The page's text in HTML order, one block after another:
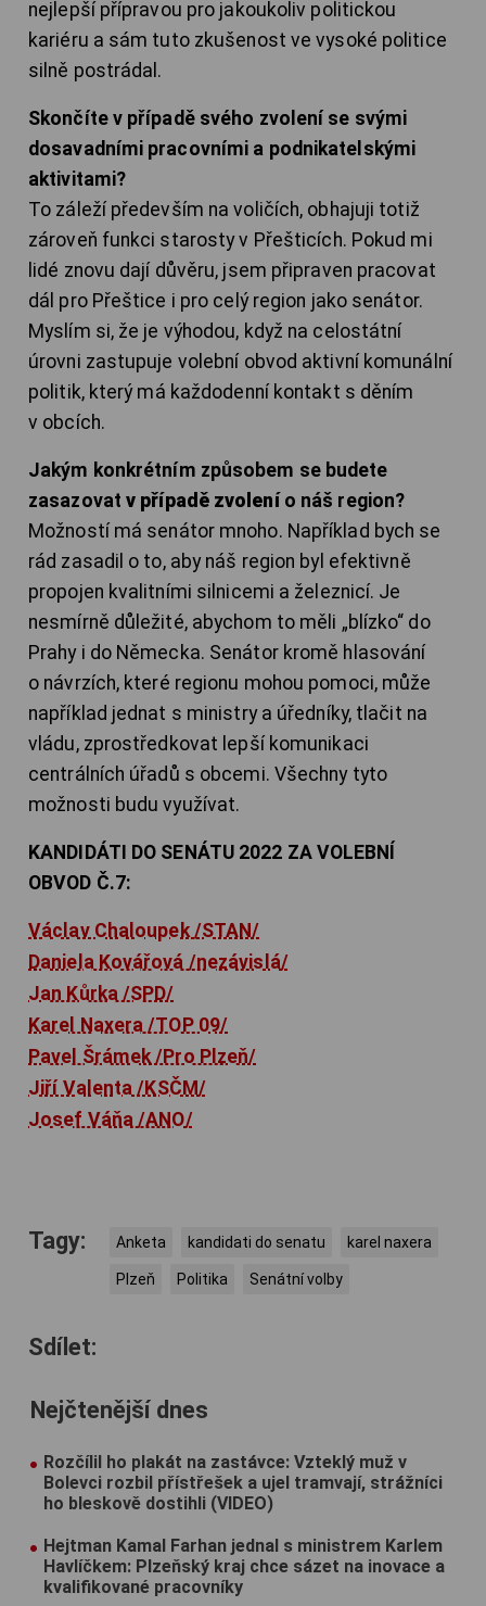
nejlepší přípravou pro jakoukoliv politickou
kariéru a sám tuto zkušenost ve vysoké politice
silně postrádal.
Skončíte v případě svého zvolení se svými
dosavadními pracovními a podnikatelskými
aktivitami?
To záleží především na voličích, obhajuji totiž
zároveň funkci starosty v Přešticích. Pokud mi
lidé znovu dají důvěru, jsem připraven pracovat
dál pro Přeštice i pro celý region jako senátor.
Myslím si, že je výhodou, když na celostátní
úrovni zastupuje volební obvod aktivní komunální
politik, který má každodenní kontakt s děním
v obcích.
Jakým konkrétním způsobem se budete
zasazovat v případě zvolení o náš region?
Možností má senátor mnoho. Například bych se
rád zasadil o to, aby náš region byl efektivně
propojen kvalitními silnicemi a železnicí. Je
nesmírně důležité, abychom to měli „blízko“ do
Prahy i do Německa. Senátor kromě hlasování
o návrzích, které regionu mohou pomoci, může
například jednat s ministry a úředníky, tlačit na
vládu, zprostředkovat lepší komunikaci
centrálních úřadů s obcemi. Všechny tyto
možnosti budu využívat.
KANDIDÁTI DO SENÁTU 2022 ZA VOLEBNÍ
OBVOD Č.7:
Václav Chaloupek /STAN/
Daniela Kovářová /nezávislá/
Jan Kůrka /SPD/
Karel Naxera /TOP 09/
Pavel Šrámek /Pro Plzeň/
Jiří Valenta /KSČM/
Josef Váňa /ANO/
Tagy: Anketa kandidati do senatu karel naxera
Plzeň Politika Senátní volby
Sdílet:
Nejčtenější dnes
Rozčílil ho plakát na zastávce: Vzteklý muž v
Bolevci rozbil přístřešek a ujel tramvají, strážníci
ho bleskově dostihli (VIDEO)
Hejtman Kamal Farhan jednal s ministrem Karlem
Havlíčkem: Plzeňský kraj chce sázet na inovace a
kvalifikované pracovníky